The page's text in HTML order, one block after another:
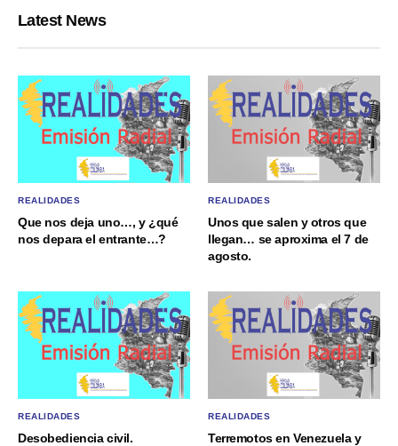
Latest News
REALIDADES
Que nos deja uno…, y ¿qué
nos depara el entrante…?
REALIDADES
Unos que salen y otros que
llegan… se aproxima el 7 de
agosto.
REALIDADES
Desobediencia civil.
REALIDADES
Terremotos en Venezuela y